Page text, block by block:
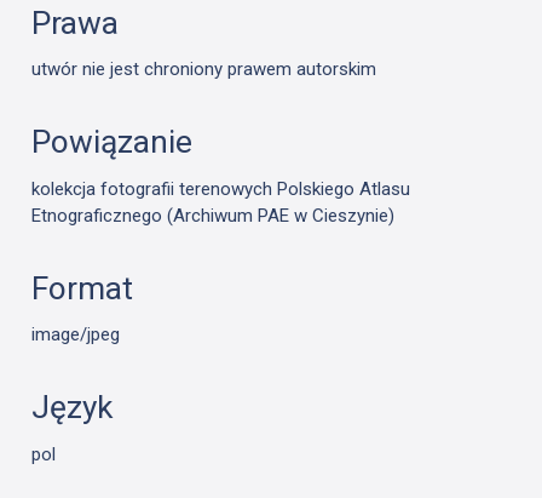
Prawa
utwór nie jest chroniony prawem autorskim
Powiązanie
kolekcja fotografii terenowych Polskiego Atlasu
Etnograficznego (Archiwum PAE w Cieszynie)
Format
image/jpeg
Język
pol